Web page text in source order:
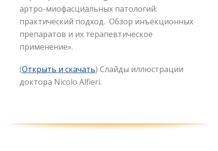
артро-миофасциальных патологий:
практический подход. Обзор инъекционных
препаратов и их терапевтическое
применение».
(Открыть и скачать) Слайды иллюстрации
доктора Nicolo Alfieri.